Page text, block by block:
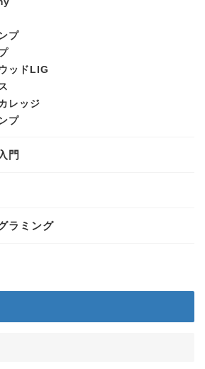
プ
ッドLIG
レッジ
プ
門
ラミング